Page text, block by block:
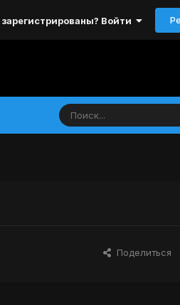
Войти
Поделиться